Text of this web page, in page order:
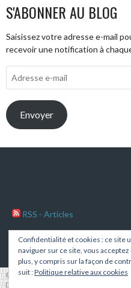
S'ABONNER AU BLOG
Saisissez votre adresse e-mail
recevoir une notification à
e-
Envoyer
RSS - Articles
RSS - Commentaires
© 2026 HARRY'S TAUGHT
DESIGN PAR THEMEBOY
Confidentialité et cookies : ce site
naviguer sur ce site, vous
plus, y compris sur la façon de
suit :Politique relative aux cookies